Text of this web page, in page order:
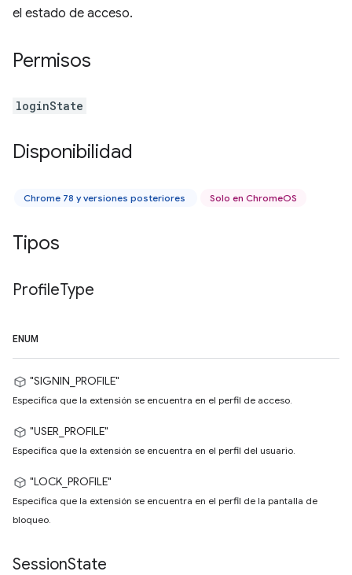
el estado de acceso.
Permisos
loginState
Disponibilidad
Chrome 78 y versiones posteriores Solo en ChromeOS
Tipos
ProfileType
ENUM
"SIGNIN_PROFILE"
Especifica que la extensión se encuentra en el perfil de acceso.
"USER_PROFILE"
Especifica que la extensión se encuentra en el perfil del usuario.
"LOCK_PROFILE"
Especifica que la extensión se encuentra en el perfil de la pantalla de
bloqueo.
SessionState